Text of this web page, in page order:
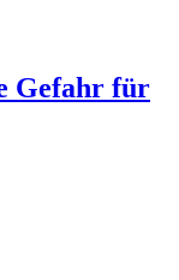
Gefahr für